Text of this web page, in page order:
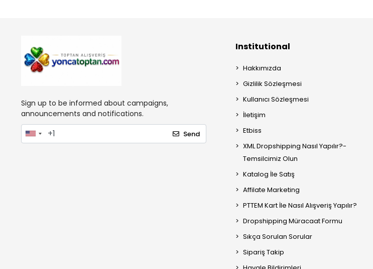
Sign up to be informed about campaigns,
announcements and notifications.
Send
Institutional
Hakkımızda
Gizlilik Sözleşmesi
Kullanıcı Sözleşmesi
İletişim
Etbiss
XML Dropshipping Nasıl Yapılır?-
Temsilcimiz Olun
Katalog İle Satış
Affilate Marketing
PTTEM Kart İle Nasıl Alışveriş Yapılır?
Dropshipping Müracaat Formu
Sıkça Sorulan Sorular
Sipariş Takip